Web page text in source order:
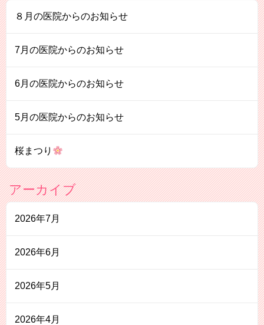
８月の医院からのお知らせ
7月の医院からのお知らせ
6月の医院からのお知らせ
5月の医院からのお知らせ
桜まつり
アーカイブ
2026年7月
2026年6月
2026年5月
2026年4月